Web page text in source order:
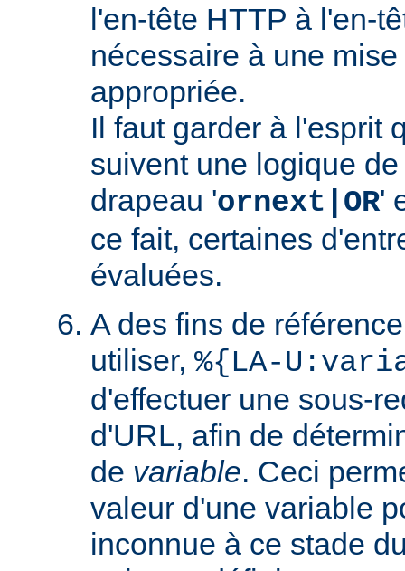
l'en-tête HTTP à l'en-
nécessaire à une
appropriée.
Il faut garder à l'esprit
suivent une logique
drapeau 'ornext|OR'
ce fait, certaines
évaluées.
A des fins de
utiliser, %{LA-
d'effectuer une sous-
d'URL, afin de
de variable. Ceci
valeur d'une variable
inconnue à ce stade